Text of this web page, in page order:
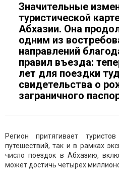
Значительные
туристической
Абхазии. Она
одним из
направлений
правил въезда:
лет для поездки
свидетельства о
заграничного
Регион притягивает
путешествий, так и в рамках
число поездок в Абхазию,
может достичь четырех